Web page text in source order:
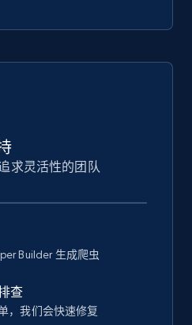
求灵活性的团队
Builder 生成爬虫
查
，我们会快速修复